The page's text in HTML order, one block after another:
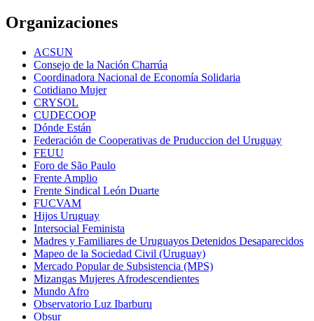
Organizaciones
ACSUN
Consejo de la Nación Charrúa
Coordinadora Nacional de Economía Solidaria
Cotidiano Mujer
CRYSOL
CUDECOOP
Dónde Están
Federación de Cooperativas de Pruduccion del Uruguay
FEUU
Foro de São Paulo
Frente Amplio
Frente Sindical León Duarte
FUCVAM
Hijos Uruguay
Intersocial Feminista
Madres y Familiares de Uruguayos Detenidos Desaparecidos
Mapeo de la Sociedad Civil (Uruguay)
Mercado Popular de Subsistencia (MPS)
Mizangas Mujeres Afrodescendientes
Mundo Afro
Observatorio Luz Ibarburu
Obsur